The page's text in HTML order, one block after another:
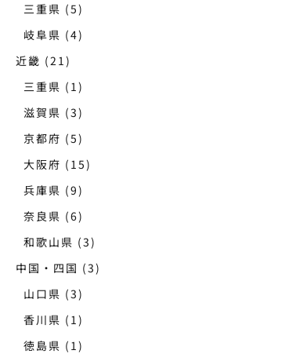
三重県 (5)
岐阜県 (4)
近畿 (21)
三重県 (1)
滋賀県 (3)
京都府 (5)
大阪府 (15)
兵庫県 (9)
奈良県 (6)
和歌山県 (3)
中国・四国 (3)
山口県 (3)
香川県 (1)
徳島県 (1)